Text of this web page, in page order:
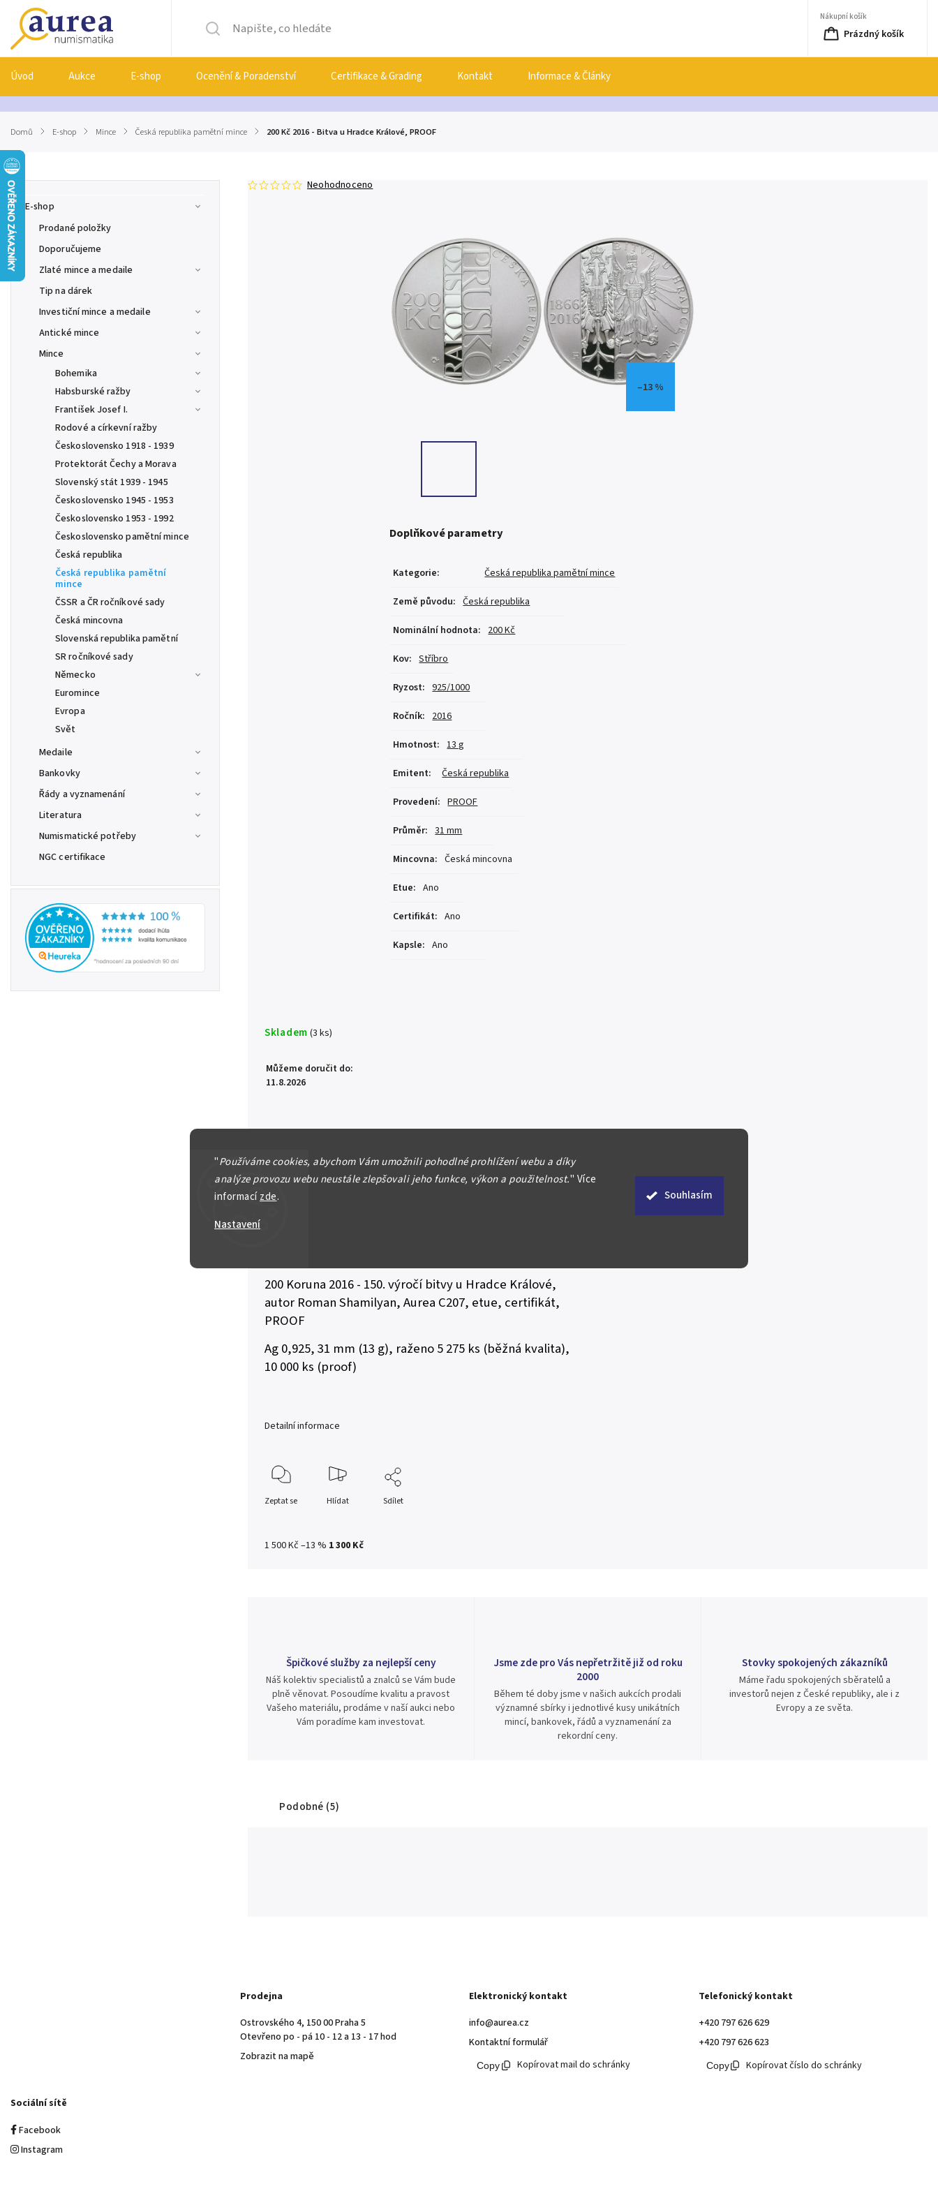
"Používáme cookies, abychom Vám umožnili pohodlné prohlížení webu a díky
analýze provozu webu neustále zlepšovali jeho funkce, výkon a použitelnost." Více
informacízde.
Nastavení
Souhlasím
Nákupní košík
Prázdný košík
Úvod Aukce E-shop Ocenění & Poradenství Certifikace & Grading Kontakt Informace & Články
Domů / E-shop / Mince / Česká republika pamětní mince / 200 Kč 2016 - Bitva u Hradce Králové, PROOF
E-shop
Prodané položky
Doporučujeme
Zlaté mince a medaile
Tip na dárek
Investiční mince a medaile
Antické mince
Mince
Bohemika
Habsburské ražby
František Josef I.
Rodové a církevní ražby
Československo 1918 - 1939
Protektorát Čechy a Morava
Slovenský stát 1939 - 1945
Československo 1945 - 1953
Československo 1953 - 1992
Československo pamětní mince
Česká republika
Česká republika pamětní
mince
ČSSR a ČR ročníkové sady
Česká mincovna
Slovenská republika pamětní
SR ročníkové sady
Německo
Euromince
Evropa
Svět
Medaile
Bankovky
Řády a vyznamenání
Literatura
Numismatické potřeby
NGC certifikace
Neohodnoceno
–13 %
Doplňkové parametry
Kategorie: Česká republika pamětní mince
Země původu: Česká republika
Nominální hodnota: 200 Kč
Kov: Stříbro
Ryzost: 925/1000
Ročník: 2016
Hmotnost: 13 g
Emitent: Česká republika
Provedení: PROOF
Průměr: 31 mm
Mincovna: Česká mincovna
Etue: Ano
Certifikát: Ano
Kapsle: Ano
1 500 Kč–13 % 1 300 Kč
Skladem (3 ks)
Můžeme doručit do:
11.8.2026
Přidat do košíku
200 Koruna 2016 - 150. výročí bitvy u Hradce Králové,
autor Roman Shamilyan, Aurea C207, etue, certifikát,
PROOF
Ag 0,925, 31 mm (13 g), raženo 5 275 ks (běžná kvalita),
10 000 ks (proof)
Detailní informace
Zeptat se Hlídat Sdílet
Špičkové služby za nejlepší ceny
Náš kolektiv specialistů a znalců se Vám bude
plně věnovat. Posoudíme kvalitu a pravost
Vašeho materiálu, prodáme v naší aukci nebo
Vám poradíme kam investovat.
Jsme zde pro Vás nepřetržitě již od roku
2000
Během té doby jsme v našich aukcích prodali
významné sbírky i jednotlivé kusy unikátních
mincí, bankovek, řádů a vyznamenání za
rekordní ceny.
Stovky spokojených zákazníků
Máme řadu spokojených sběratelů a
investorů nejen z České republiky, ale i z
Evropy a ze světa.
Podobné (5)
Prodejna
Ostrovského 4, 150 00 Praha 5
Otevřeno po - pá 10 - 12 a 13 - 17 hod
Zobrazit na mapě
Elektronický kontakt
info@aurea.cz
Kontaktní formulář
Kopírovat mail do schránky
Telefonický kontakt
+420 797 626 629
+420 797 626 623
Kopírovat číslo do schránky
Sociální sítě
Facebook
Instagram